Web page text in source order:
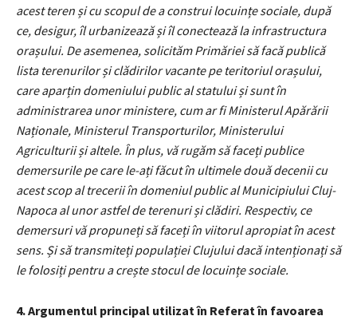
acest teren și cu scopul de a construi locuințe sociale, după
ce, desigur, îl urbanizează și îl conectează la infrastructura
orașului. De asemenea, solicităm Primăriei să facă publică
lista terenurilor și clădirilor vacante pe teritoriul orașului,
care aparțin domeniului public al statului și sunt în
administrarea unor ministere, cum ar fi Ministerul Apărării
Naționale, Ministerul Transporturilor, Ministerului
Agriculturii și altele. În plus, vă rugăm să faceți publice
demersurile pe care le-ați făcut în ultimele două decenii cu
acest scop al trecerii în domeniul public al Municipiului Cluj-
Napoca al unor astfel de terenuri și clădiri. Respectiv, ce
demersuri vă propuneți să faceți în viitorul apropiat în acest
sens. Și să transmiteți populației Clujului dacă intenționați să
le folosiți pentru a crește stocul de locuințe sociale.
4. Argumentul principal utilizat în Referat în favoarea